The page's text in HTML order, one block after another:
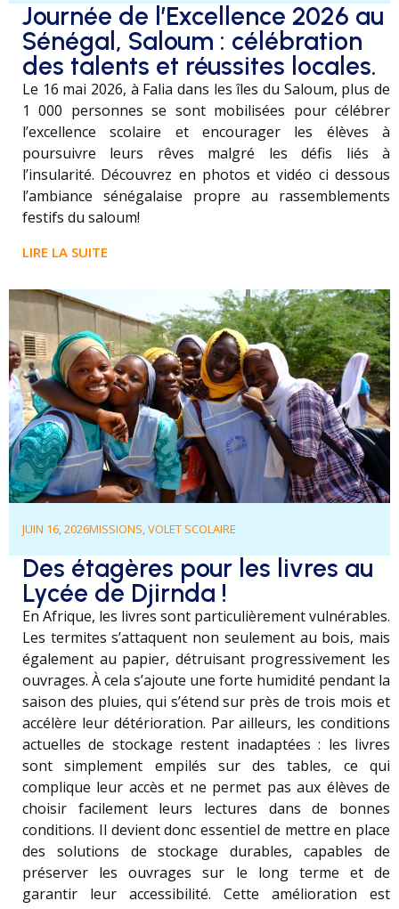
Journée de l’Excellence 2026 au
Sénégal, Saloum : célébration
des talents et réussites locales.
Le 16 mai 2026, à Falia dans les îles du Saloum, plus de
1 000 personnes se sont mobilisées pour célébrer
l’excellence scolaire et encourager les élèves à
poursuivre leurs rêves malgré les défis liés à
l’insularité. Découvrez en photos et vidéo ci dessous
l’ambiance sénégalaise propre au rassemblements
festifs du saloum!
LIRE LA SUITE
JUIN 16, 2026MISSIONS,VOLET SCOLAIRE
Des étagères pour les livres au
Lycée de Djirnda !
En Afrique, les livres sont particulièrement vulnérables.
Les termites s’attaquent non seulement au bois, mais
également au papier, détruisant progressivement les
ouvrages. À cela s’ajoute une forte humidité pendant la
saison des pluies, qui s’étend sur près de trois mois et
accélère leur détérioration. Par ailleurs, les conditions
actuelles de stockage restent inadaptées : les livres
sont simplement empilés sur des tables, ce qui
complique leur accès et ne permet pas aux élèves de
choisir facilement leurs lectures dans de bonnes
conditions. Il devient donc essentiel de mettre en place
des solutions de stockage durables, capables de
préserver les ouvrages sur le long terme et de
garantir leur accessibilité. Cette amélioration est